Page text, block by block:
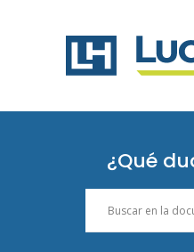
¿Qué